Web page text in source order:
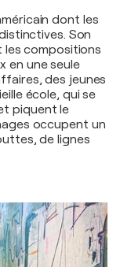
dont les
Son
les compositions
en une seule
des jeunes
école, qui se
piquent le
occupent un
de lignes